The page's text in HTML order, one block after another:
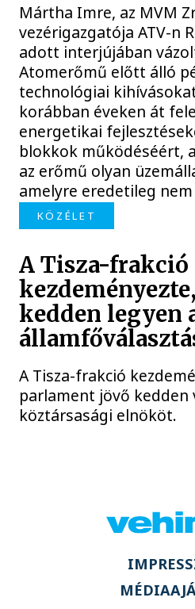
Mártha Imre, az MVM
vezérigazgatója ATV-n
adott interjújában
Atomerőmű előtt álló
technológiai
korábban éveken át
energetikai
blokkok működéséért,
az erőmű olyan
amelyre eredetileg
KÖZÉLET
A Tisza-frakció
kedden legyen
A Tisza-frakció
parlament jövő kedden
köztársasági elnököt.